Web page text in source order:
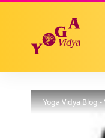
Yoga Vidya Blog